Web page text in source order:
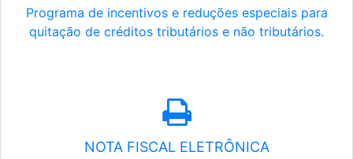
Programa de incentivos e reduções especiais para
quitação de créditos tributários e não tributários.
NOTA FISCAL ELETRÔNICA